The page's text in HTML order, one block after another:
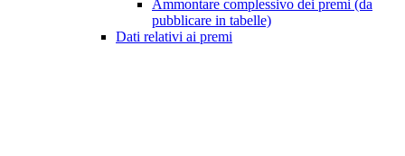
Ammontare complessivo dei premi (da
pubblicare in tabelle)
Dati relativi ai premi